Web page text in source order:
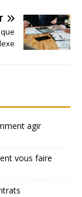
agir
vous faire